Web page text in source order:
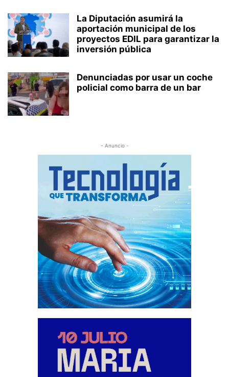
La Diputación asumirá la
aportación municipal de los
proyectos EDIL para garantizar la
inversión pública
Denunciadas por usar un coche
policial como barra de un bar
- Anuncio -